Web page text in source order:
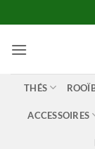
au
contenu
THÉS
ACCESSOIRES